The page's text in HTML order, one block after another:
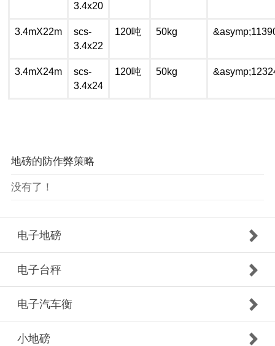
3.4x20
3.4mX22m
scs-
3.4x22
120吨 50kg
3.4mX24m
scs-
3.4x24
120吨 50kg
地磅的防作弊策略
没有了！
电子地磅
电子台秤
电子汽车衡
小地磅